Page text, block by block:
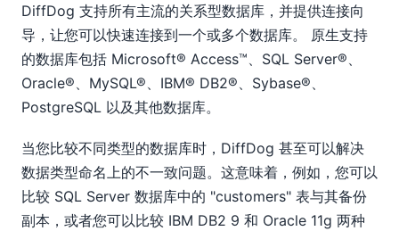
DiffDog 支持所有主流的关系型数据库，并提供连接向
导，让您可以快速连接到一个或多个数据库。 原生支持
的数据库包括 Microsoft® Access™、SQL Server®、
Oracle®、MySQL®、IBM® DB2®、Sybase®、
PostgreSQL 以及其他数据库。
当您比较不同类型的数据库时，DiffDog 甚至可以解决
数据类型命名上的不一致问题。这意味着，例如，您可以
比较 SQL Server 数据库中的 "customers" 表与其备份
副本，或者您可以比较 IBM DB2 9 和 Oracle 11g 两种